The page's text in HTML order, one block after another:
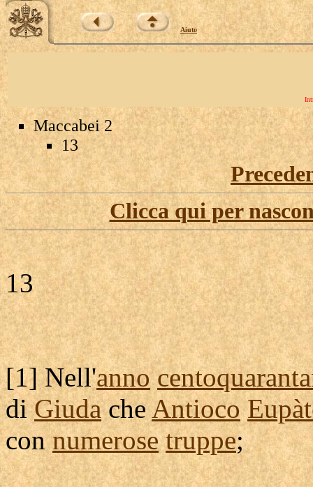
Aiuto
Maccabei 2
13
Clicca qui per
13
[1] Nell'anno
diGiudacheAntioco
connumerose truppe;